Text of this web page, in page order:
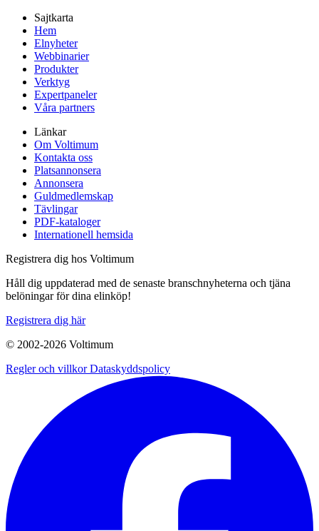
Sajtkarta
Hem
Elnyheter
Webbinarier
Produkter
Verktyg
Expertpaneler
Våra partners
Länkar
Om Voltimum
Kontakta oss
Platsannonsera
Annonsera
Guldmedlemskap
Tävlingar
PDF-kataloger
Internationell hemsida
Registrera dig hos Voltimum
Håll dig uppdaterad med de senaste branschnyheterna och tjäna
belöningar för dina elinköp!
Registrera dig här
© 2002-2026 Voltimum
Regler och villkorDataskyddspolicy